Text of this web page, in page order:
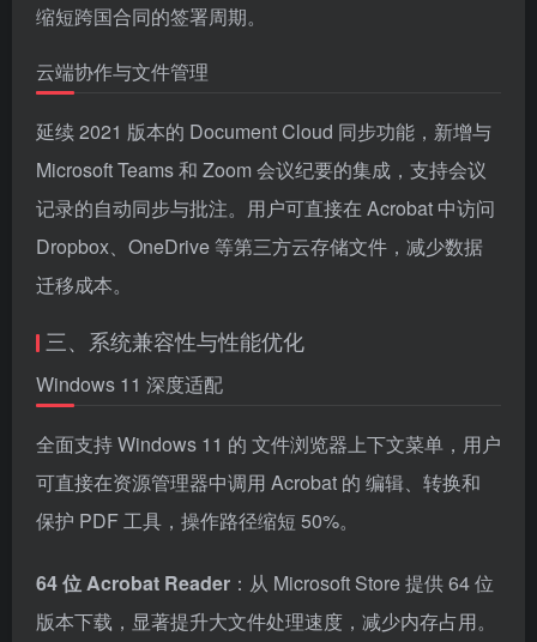
缩短跨国合同的签署周期。
云端协作与文件管理
延续 2021 版本的 Document Cloud 同步功能，新增与
Microsoft Teams 和 Zoom 会议纪要的集成，支持会议
记录的自动同步与批注。用户可直接在 Acrobat 中访问
Dropbox、OneDrive 等第三方云存储文件，减少数据
迁移成本。
三、系统兼容性与性能优化
Windows 11 深度适配
全面支持 Windows 11 的 文件浏览器上下文菜单，用户
可直接在资源管理器中调用 Acrobat 的 编辑、转换和
保护 PDF 工具，操作路径缩短 50%。
64 位 Acrobat Reader ：从 Microsoft Store 提供 64 位
版本下载，显著提升大文件处理速度，减少内存占用。